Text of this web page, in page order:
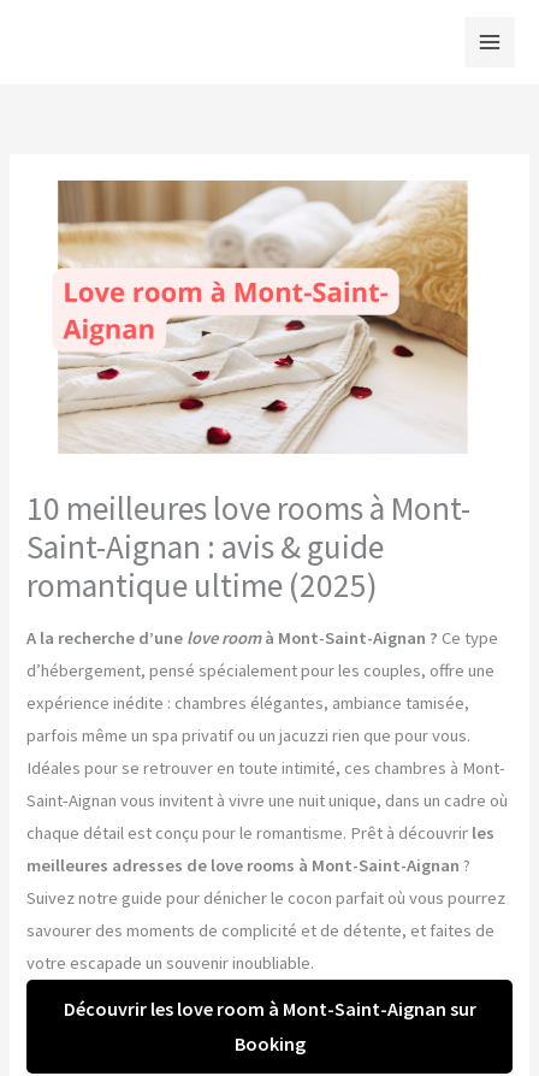
10 meilleures love rooms à Mont-
Saint-Aignan : avis & guide
romantique ultime (2025)
A la recherche d’une love roomà Mont-Saint-Aignan ? Ce type
d’hébergement, pensé spécialement pour les couples, offre une
expérience inédite : chambres élégantes, ambiance tamisée,
parfois même un spa privatif ou un jacuzzi rien que pour vous.
Idéales pour se retrouver en toute intimité, ces chambres à Mont-
Saint-Aignan vous invitent à vivre une nuit unique, dans un cadre où
chaque détail est conçu pour le romantisme. Prêt à découvrir les
meilleures adresses de love rooms à Mont-Saint-Aignan ?
Suivez notre guide pour dénicher le cocon parfait où vous pourrez
savourer des moments de complicité et de détente, et faites de
votre escapade un souvenir inoubliable.
Découvrir les love room à Mont-Saint-Aignan sur
Booking